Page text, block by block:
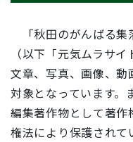
「秋田のがんばる集
（以下「元気ムラサ
文章、写真、画像、
対象となっています。
編集著作物として著作
権法により保護されて